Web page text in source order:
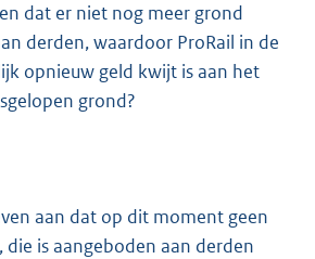
dat er niet nog meer grond
derden, waardoor ProRail in de
opnieuw geld kwijt is aan het
grond?
aan dat op dit moment geen
die is aangeboden aan derden